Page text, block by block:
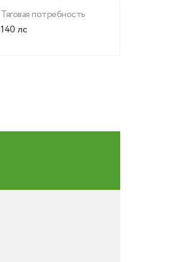
Тяговая потребность
140 лс